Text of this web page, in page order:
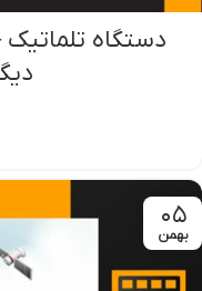
دستگاه
۰۵
بهمن